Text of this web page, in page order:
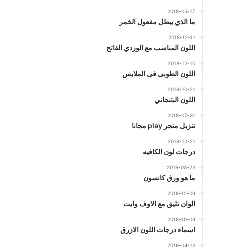
2018-05-17
ما الذي يبطل مفعول الخمر
2018-12-11
اللون المناسب مع الوردي الفاتح
2018-12-10
اللون الطوبى فى الملابس
2018-10-21
اللون البتنجاني
2018-07-31
تنزيل متجر play مجانا
2018-12-21
درجات لون الكافيه
2019-03-23
ما هو ورق كانسون
2018-12-09
الوان تليق مع الاوف وايت
2018-10-09
اسماء درجات اللون الازرق
2019-04-13